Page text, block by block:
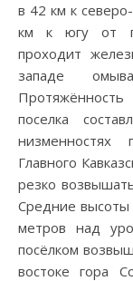
в 42 км к
км к югу от
проходит
западе
поселка
Главного
резко
Средние высоты
метров над
посёлком
востоке гора